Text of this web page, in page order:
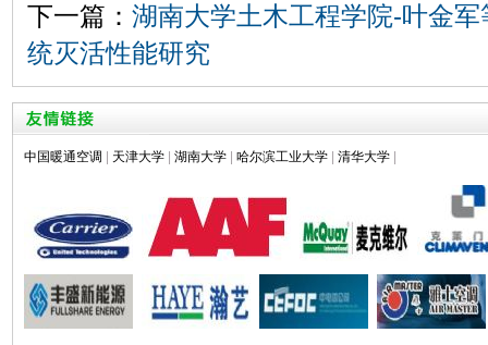
下一篇： 湖南大学土木工程学院-叶金
统灭活性能研究
中国暖通空调 天津大学 湖南大学 哈尔滨工业大学 清华大学